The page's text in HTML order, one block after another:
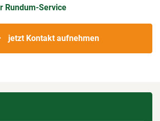
Rundum-Service
jetzt Kontakt aufnehmen